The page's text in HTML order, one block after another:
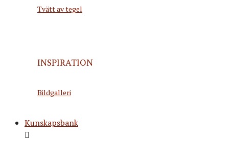
Tvätt av tegel
INSPIRATION
Bildgalleri
Kunskapsbank